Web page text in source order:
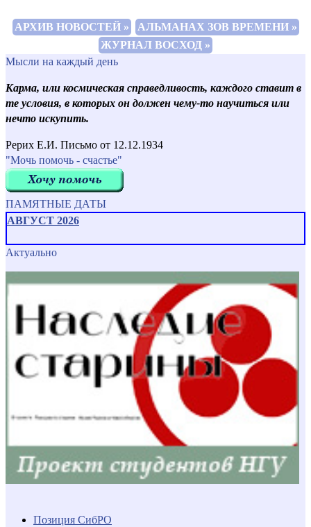
АРХИВ НОВОСТЕЙ »
АЛЬМАНАХ ЗОВ ВРЕМЕНИ »
ЖУРНАЛ ВОСХОД »
Мысли на каждый день
Карма, или космическая справедливость, каждого ставит в
те условия, в которых он должен чему-то научиться или
нечто искупить.
Рерих Е.И. Письмо от 12.12.1934
"Мочь помочь - счастье"
ПАМЯТНЫЕ ДАТЫ
АВГУСТ 2026
Актуально
Позиция СибРО